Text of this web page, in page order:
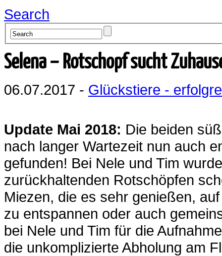
Search
Selena – Rotschopf sucht
06.07.2017 - Glückstiere -
Update Mai 2018: Die beiden
nach langer Wartezeit nun auch
gefunden! Bei Nele und Tim
zurückhaltenden Rotschöpfen
Miezen, die es sehr genießen,
zu entspannen oder auch
bei Nele und Tim für die
die unkomplizierte Abholung am